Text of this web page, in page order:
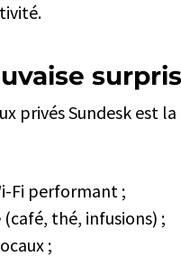
privés Sundesk est la
Fi performant ;
thé, infusions) ;
;